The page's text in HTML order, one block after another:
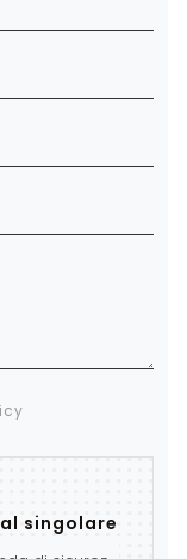
singolare